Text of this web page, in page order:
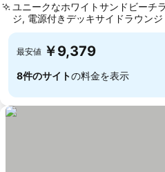
ユニークなホワイトサンドビーチ
ジ, 電源付きデッキサイドラウンジ
最安値 ￥9,379
8件のサイトの料金を表示